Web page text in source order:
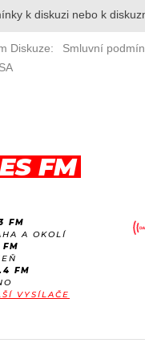
FM
FM
A OKOLÍ
FM
FM
VYSÍLAČE